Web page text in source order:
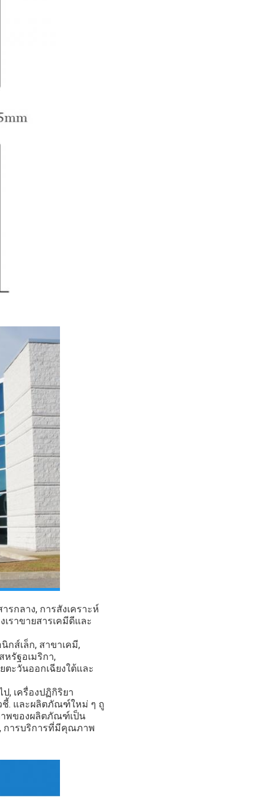
ารกลาง, การสังเคราะห์
ราขายสารเคมีดีและ
กส์เล็ก, สาขาเคมี,
รัฐอเมริกา,
ตะวันออกเฉียงใต้และ
, เครื่องปฏิกิริยา
ชี้. และผลิตภัณฑ์ใหม่ ๆ ถู
าพของผลิตภัณฑ์เป็น
การบริการที่มีคุณภาพ